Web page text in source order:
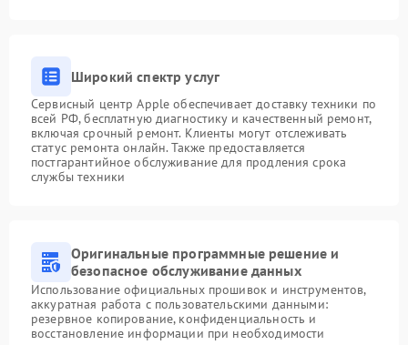
Широкий спектр услуг
Сервисный центр Apple обеспечивает доставку техники по
всей РФ, бесплатную диагностику и качественный ремонт,
включая срочный ремонт. Клиенты могут отслеживать
статус ремонта онлайн. Также предоставляется
постгарантийное обслуживание для продления срока
службы техники
Оригинальные программные решение и
безопасное обслуживание данных
Использование официальных прошивок и инструментов,
аккуратная работа с пользовательскими данными:
резервное копирование, конфиденциальность и
восстановление информации при необходимости